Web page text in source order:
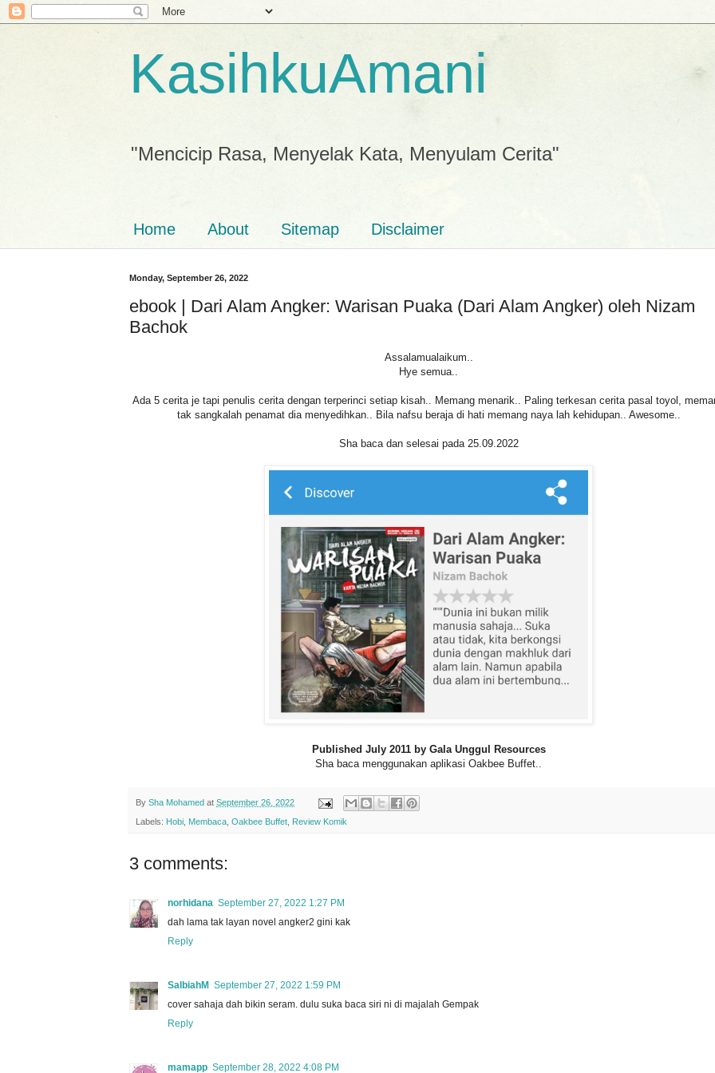
KasihkuAmani
"Mencicip Rasa, Menyelak Kata, Menyulam Cerita"
Home About Sitemap Disclaimer
Monday, September 26, 2022
ebook | Dari Alam Angker: Warisan Puaka (Dari Alam Angker) oleh Nizam
Bachok
Assalamualaikum..
Hye semua..
Ada 5 cerita je tapi penulis cerita dengan terperinci setiap kisah.. Memang menarik.. Paling terkesan cerita pasal toyol,
tak sangkalah penamat dia menyedihkan.. Bila nafsu beraja di hati memang naya lah kehidupan.. Awesome..
Sha baca dan selesai pada 25.09.2022
Published July 2011 by Gala Unggul Resources
Sha baca menggunakan aplikasi Oakbee Buffet..
By Sha Mohamed at September 26, 2022
Labels: Hobi Membaca Oakbee Buffet Review Komik
3 comments:
norhidana September 27, 2022 1:27 PM
dah lama tak layan novel angker2 gini kak
Reply
SalbiahM September 27, 2022 1:59 PM
cover sahaja dah bikin seram. dulu suka baca siri ni di majalah Gempak
Reply
mamapp September 28, 2022 4:08 PM